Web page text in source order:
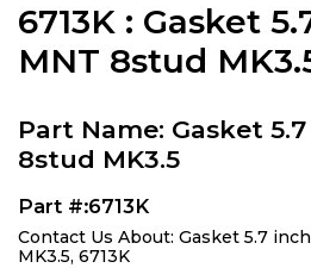
6713K : Gasket
MNT 8stud
Part Name: Gasket
8stud MK3.5
Part #:6713K
Contact Us About: Gasket 5.7
MK3.5, 6713K